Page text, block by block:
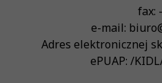
fax:
e-mail:
Adres elektronicznej
ePUAP: /